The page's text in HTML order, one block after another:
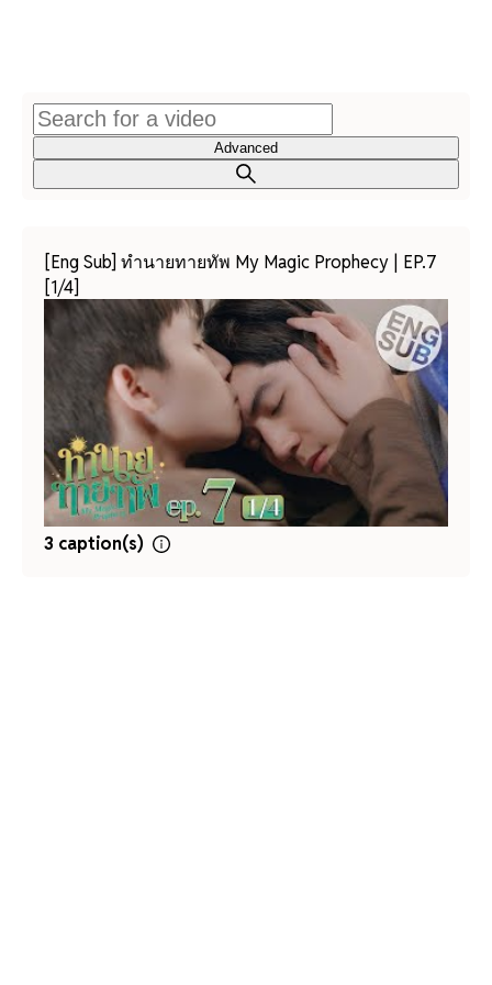
Advanced
[Eng Sub] ทำนายทายทัพ My Magic Prophecy | EP.7
[1/4]
3 caption(s)